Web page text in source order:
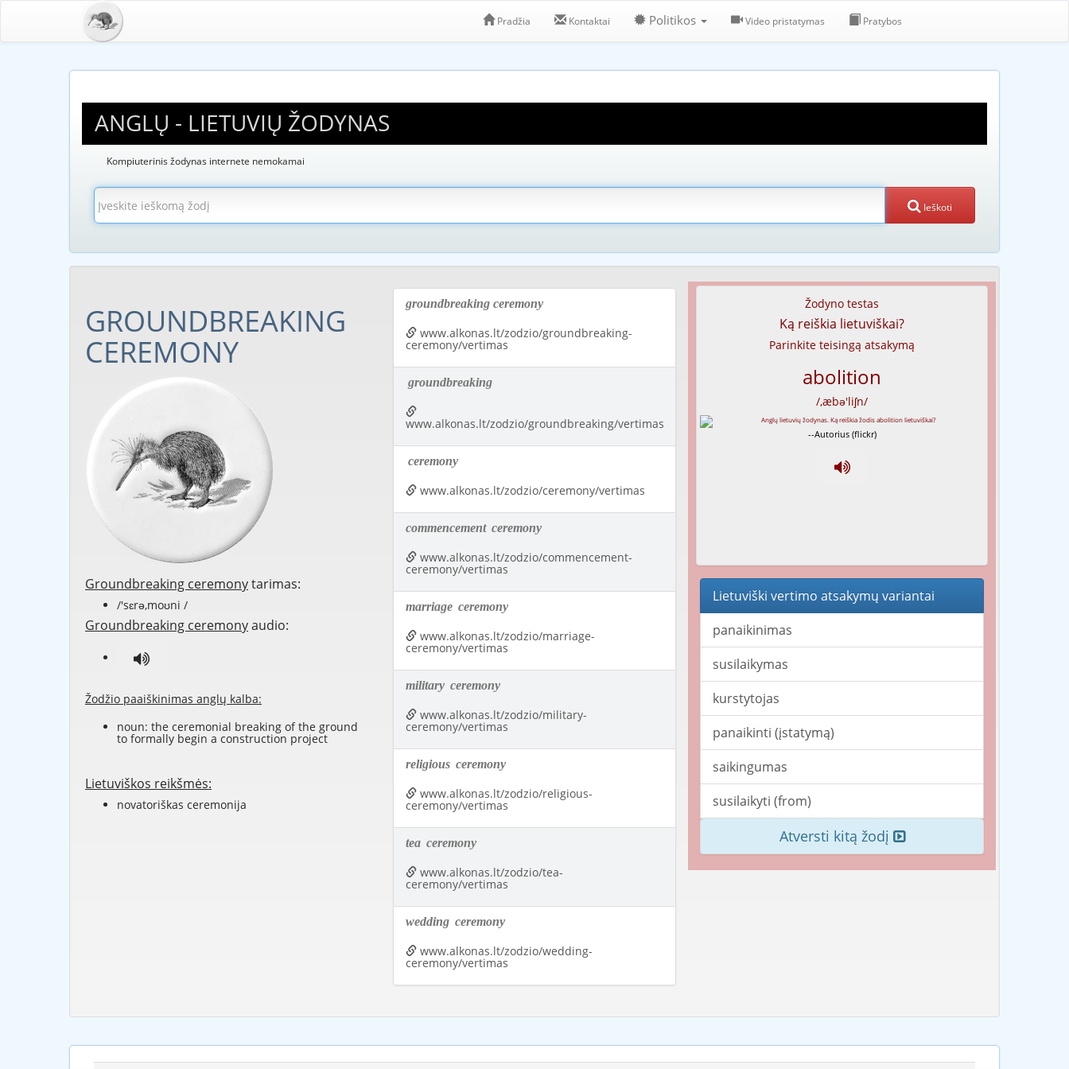
Pradžia Kontaktai Politikos Video pristatymas Pratybos
ANGLŲ - LIETUVIŲ ŽODYNAS
Kompiuterinis žodynas internete nemokamai
Ieškoti
GROUNDBREAKING
CEREMONY
Groundbreaking ceremonytarimas:
/'sɛrə,moʊni /
Groundbreaking ceremonyaudio:
Žodžio paaiškinimas anglų kalba:
noun: the ceremonial breaking of the ground
to formally begin a construction project
Lietuviškos reikšmės:
novatoriškas ceremonija
groundbreaking ceremony
www.alkonas.lt/zodzio/groundbreaking-
ceremony/vertimas
groundbreaking
www.alkonas.lt/zodzio/groundbreaking/vertimas
ceremony
www.alkonas.lt/zodzio/ceremony/vertimas
commencement ceremony
www.alkonas.lt/zodzio/commencement-
ceremony/vertimas
marriage ceremony
www.alkonas.lt/zodzio/marriage-
ceremony/vertimas
military ceremony
www.alkonas.lt/zodzio/military-
ceremony/vertimas
religious ceremony
www.alkonas.lt/zodzio/religious-
ceremony/vertimas
tea ceremony
www.alkonas.lt/zodzio/tea-
ceremony/vertimas
wedding ceremony
www.alkonas.lt/zodzio/wedding-
ceremony/vertimas
Žodyno testas
Ką reiškia lietuviškai?
Parinkite teisingą atsakymą
abolition
/,æbə'liʃn/
--Autorius (flickr)
Lietuviški vertimo atsakymų variantai
panaikinimas
susilaikymas
kurstytojas
panaikinti (įstatymą)
saikingumas
susilaikyti (from)
Atversti kitą žodį